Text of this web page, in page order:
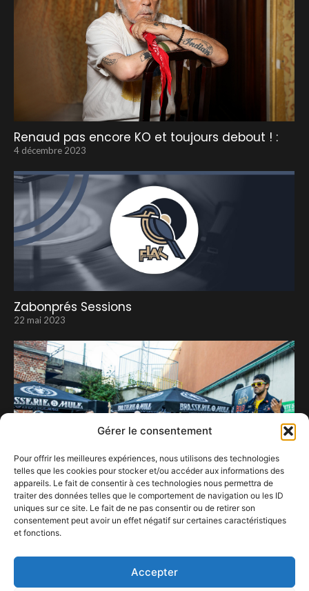
Gérer le consentement
Pour offrir les meilleures expériences, nous utilisons des technologies
telles que les cookies pour stocker et/ou accéder aux informations des
appareils. Le fait de consentir à ces technologies nous permettra de
traiter des données telles que le comportement de navigation ou les ID
uniques sur ce site. Le fait de ne pas consentir ou de retirer son
consentement peut avoir un effet négatif sur certaines caractéristiques
et fonctions.
Accepter
Renaud pas encore KO et toujours debout ! :
4 décembre 2023
Zabonprés Sessions
22 mai 2023
3 juillet 2023